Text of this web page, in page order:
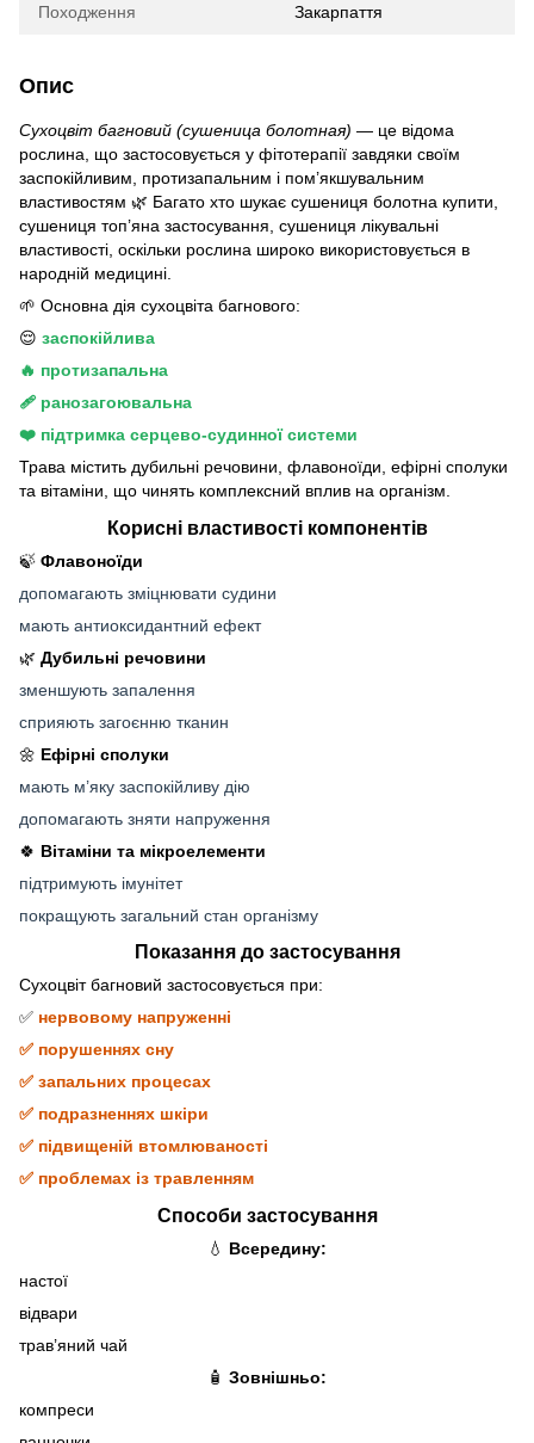
Походження Закарпаття
Опис
Сухоцвіт багновий (сушеница болотная) — це відома
рослина, що застосовується у фітотерапії завдяки своїм
заспокійливим, протизапальним і пом’якшувальним
властивостям 🌿 Багато хто шукає сушениця болотна купити,
сушениця топ’яна застосування, сушениця лікувальні
властивості, оскільки рослина широко використовується в
народній медицині.
🌱 Основна дія сухоцвіта багнового:
😌 заспокійлива
🔥 протизапальна
🩹 ранозагоювальна
❤️ підтримка серцево-судинної системи
Трава містить дубильні речовини, флавоноїди, ефірні сполуки
та вітаміни, що чинять комплексний вплив на організм.
Корисні властивості компонентів
🍃 Флавоноїди
допомагають зміцнювати судини
мають антиоксидантний ефект
🌿 Дубильні речовини
зменшують запалення
сприяють загоєнню тканин
🌼 Ефірні сполуки
мають м’яку заспокійливу дію
допомагають зняти напруження
🍀 Вітаміни та мікроелементи
підтримують імунітет
покращують загальний стан організму
Показання до застосування
Сухоцвіт багновий застосовується при:
✅ нервовому напруженні
✅ порушеннях сну
✅ запальних процесах
✅ подразненнях шкіри
✅ підвищеній втомлюваності
✅ проблемах із травленням
Способи застосування
💧 Всередину:
настої
відвари
трав’яний чай
🧴 Зовнішньо:
компреси